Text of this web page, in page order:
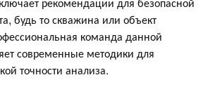
будь то скважина или объект
команда данной
современные методики для
точности анализа.